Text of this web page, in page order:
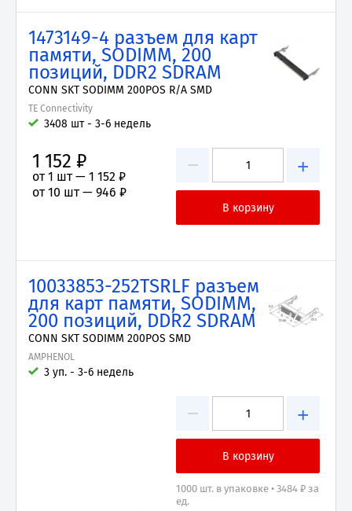
1473149-4 разъем для карт
памяти, SODIMM, 200
позиций, DDR2 SDRAM
CONN SKT SODIMM 200POS R/A SMD
TE Connectivity
3408 шт - 3-6 недель
− +
1 152 ₽
от 1 шт — 1 152 ₽
от 10 шт — 946 ₽
10033853-252TSRLF разъем
для карт памяти, SODIMM,
200 позиций, DDR2 SDRAM
CONN SKT SODIMM 200POS SMD
AMPHENOL
3 уп. - 3-6 недель
− +
1000 шт. в упаковке • 3484 ₽ за
ед.